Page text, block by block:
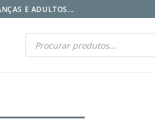
E ADULTOS...
Products
search